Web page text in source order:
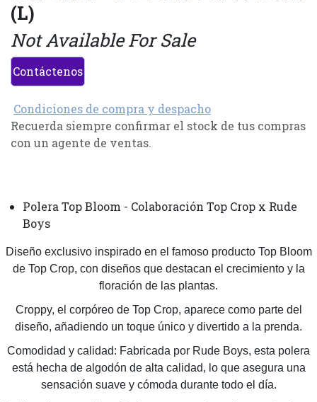
(L)
Not Available For Sale
Contáctenos
Condiciones de compra y despacho
Recuerda siempre confirmar el stock de tus compras
con un agente de ventas.
Polera Top Bloom - Colaboración Top Crop x Rude
Boys
Diseño exclusivo inspirado en el famoso producto Top Bloom
de Top Crop, con diseños que destacan el crecimiento y la
floración de las plantas.
Croppy, el corpóreo de Top Crop, aparece como parte del
diseño, añadiendo un toque único y divertido a la prenda.
Comodidad y calidad: Fabricada por Rude Boys, esta polera
está hecha de algodón de alta calidad, lo que asegura una
sensación suave y cómoda durante todo el día.